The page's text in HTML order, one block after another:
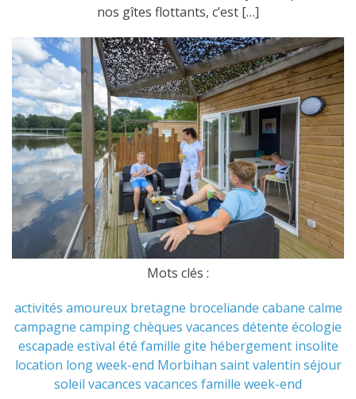
nos gîtes flottants, c’est […]
Mots clés :
activités amoureux bretagne broceliande cabane calme
campagne campingchèques vacances détente écologie
escapade estival été famille gite hébergement insolite
location long week-end Morbihan saint valentin séjour
soleil vacances vacances famille week-end